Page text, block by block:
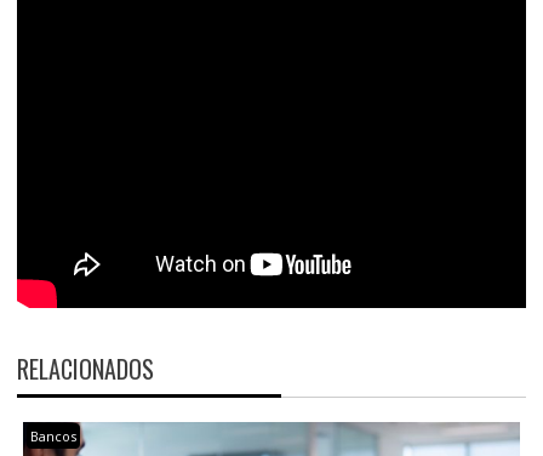
RELACIONADOS
Bancos